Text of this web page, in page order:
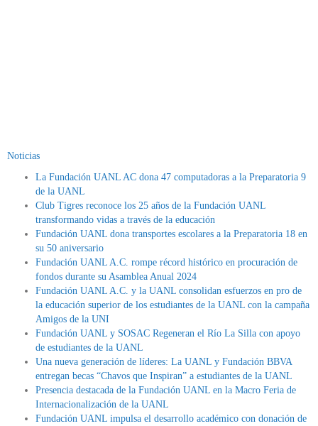
Noticias
La Fundación UANL AC dona 47 computadoras a la Preparatoria 9
de la UANL
Club Tigres reconoce los 25 años de la Fundación UANL
transformando vidas a través de la educación
Fundación UANL dona transportes escolares a la Preparatoria 18 en
su 50 aniversario
Fundación UANL A.C. rompe récord histórico en procuración de
fondos durante su Asamblea Anual 2024
Fundación UANL A.C. y la UANL consolidan esfuerzos en pro de
la educación superior de los estudiantes de la UANL con la campaña
Amigos de la UNI
Fundación UANL y SOSAC Regeneran el Río La Silla con apoyo
de estudiantes de la UANL
Una nueva generación de líderes: La UANL y Fundación BBVA
entregan becas “Chavos que Inspiran” a estudiantes de la UANL
Presencia destacada de la Fundación UANL en la Macro Feria de
Internacionalización de la UANL
Fundación UANL impulsa el desarrollo académico con donación de